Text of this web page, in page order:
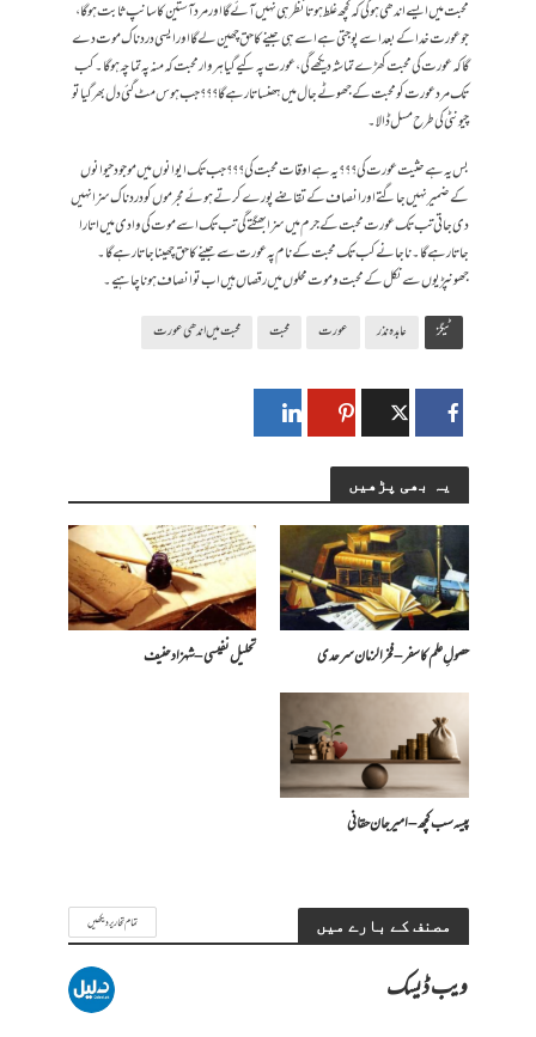
محبت میں ایسے اندھی ہو گی کہ کچھ غلط ہوتا نظر ہی نہیں آئے گا اور مرد آستین کا سانپ ثابت ہو گا،
جو عورت خدا کے بعد اسے پوجتی ہے اسے ہی جینے کا حق چھین لے گا اور ایسی درد ناک موت دے
گا کہ عورت کی محبت کھڑے تماشہ دیکھے گی، عورت پہ کیے گیا ہر وار محبت کہ منہ پہ تماچہ ہو گا۔ کب
تک مرد عورت کو محبت کے جھوٹے جال میں ہھنساتا رہے گا؟؟؟جب ہوس مٹ گئی دل بھر گیا تو
چیونٹی کی طرح مسل ڈالا۔
بس یہ ہے حثیت عورت کی؟؟؟ یہ ہے اوقات محبت کی؟؟؟جب تک ایوانوں میں موجود حیوانوں
کے ضمیر نہیں جاگتے اور انصاف کے تقاضے پورے کرتے ہوئے مجرموں کو درد ناک سزا نہیں
دی جاتی تب تک عورت محبت کے جرم میں سزا بھگتے گی تب تک اسے موت کی وادی میں اتارا
جاتا رہے گا۔ نا جانے کب تک محبت کے نام پہ عورت سے جینے کا حق چھینا جاتا رہے گا۔
جھونپڑیوں سے نکل کے محبت و موت محلوں میں رقصاں ہیں اب تو انصاف ہونا چاہیے۔
ٹیگز عابدہ نذر عورت محبت محبت میں اندھی عورت
یہ بھی پڑھیں
حصولِ علم کا سفر – فخرالزمان سرحدی تحلیل نفیسی – شہزاد حنیف
پیسہ سب کچھ – امیرجان حقانی
مصنف کے بارے میں تمام تحاریر دیکھیں
ویب ڈیسک